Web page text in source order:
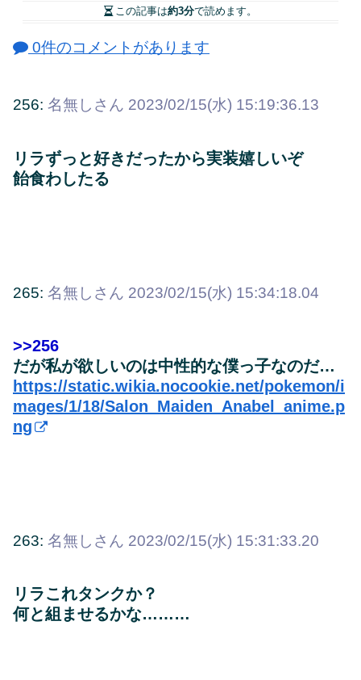
この記事は約3分で読めます。
0件のコメントがあります
256: 名無しさん 2023/02/15(水) 15:19:36.13
リラずっと好きだったから実装嬉しいぞ
飴食わしたる
265: 名無しさん 2023/02/15(水) 15:34:18.04
>>256
だが私が欲しいのは中性的な僕っ子なのだ…
https://static.wikia.nocookie.net/pokemon/i
mages/1/18/Salon_Maiden_Anabel_anime.p
ng
263: 名無しさん 2023/02/15(水) 15:31:33.20
リラこれタンクか？
何と組ませるかな………